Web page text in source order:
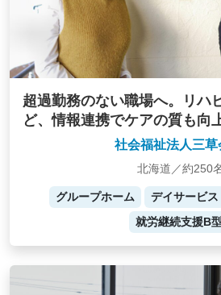
超過勤務のない職場へ。リハ
ど、情報連携でケアの質も向
社会福祉法人三草
北海道／約250
グループホーム デイサービス
就労継続支援B型